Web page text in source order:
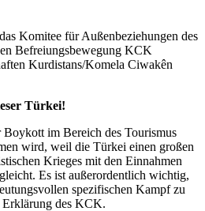
Komitee für Außenbeziehungen des
Befreiungsbewegung KCK
Kurdistans/Komela Ciwakên
Türkei!
Boykott im Bereich des Tourismus
wird, weil die Türkei einen großen
Krieges mit den Einnahmen
Es ist außerordentlich wichtig,
spezifischen Kampf zu
Erklärung des KCK.